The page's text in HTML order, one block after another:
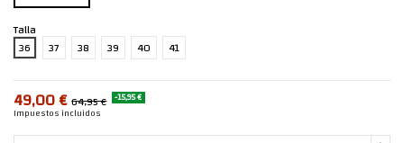
Talla
36
37 38 39 40 41
49,00 € 64,95 € -15,95 €
Impuestos incluidos